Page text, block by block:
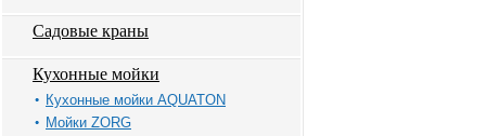
Садовые краны
Кухонные мойки
Кухонные мойки AQUATON
Мойки ZORG